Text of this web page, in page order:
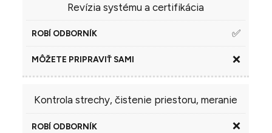
Revízia systému a certifikácia
✅
❌
Kontrola strechy, čistenie priestoru, meranie
❌